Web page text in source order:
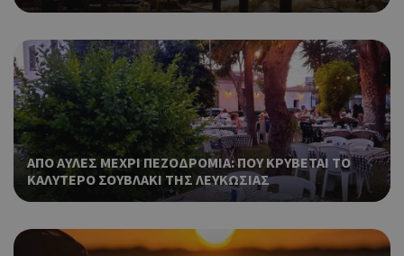
ΑΠΟ ΑΥΛΕΣ ΜΕΧΡΙ ΠΕΖΟΔΡΟΜΙΑ: ΠΟΥ ΚΡΥΒΕΤΑΙ ΤΟ
ΚΑΛΥΤΕΡΟ ΣΟΥΒΛΑΚΙ ΤΗΣ ΛΕΥΚΩΣΙΑΣ
η